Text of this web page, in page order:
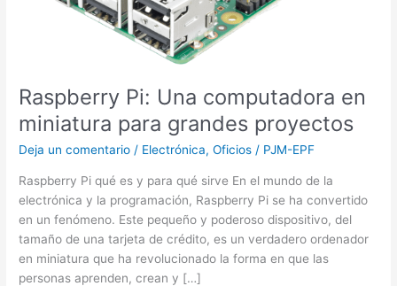
Raspberry Pi: Una computadora en
miniatura para grandes proyectos
Deja un comentario / Electrónica,Oficios / PJM-EPF
Raspberry Pi qué es y para qué sirve En el mundo de la
electrónica y la programación, Raspberry Pi se ha convertido
en un fenómeno. Este pequeño y poderoso dispositivo, del
tamaño de una tarjeta de crédito, es un verdadero ordenador
en miniatura que ha revolucionado la forma en que las
personas aprenden, crean y […]